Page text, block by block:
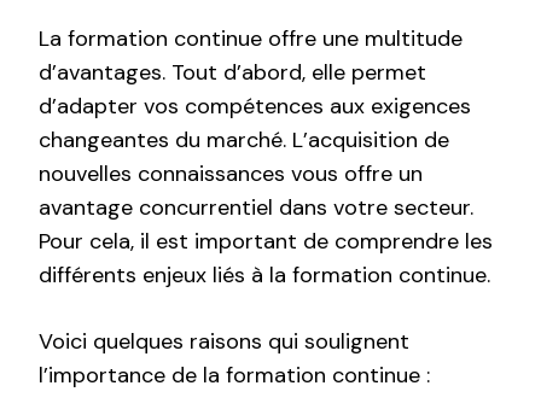
La formation continue offre une multitude
d’avantages. Tout d’abord, elle permet
d’adapter vos compétences aux exigences
changeantes du marché. L’acquisition de
nouvelles connaissances vous offre un
avantage concurrentiel dans votre secteur.
Pour cela, il est important de comprendre les
différents enjeux liés à la formation continue.
Voici quelques raisons qui soulignent
l’importance de la formation continue :